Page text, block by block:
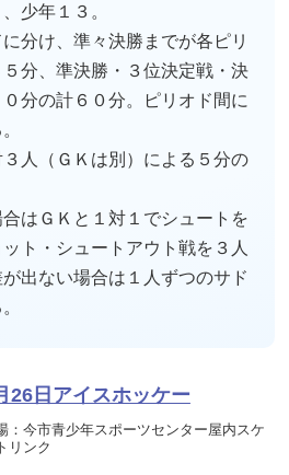
少年１３。
分け、準々決勝までが各ピリ
分、準決勝・３位決定戦・決
分の計６０分。ピリオド間に
人（ＧＫは別）による５分の
はＧＫと１対１でシュートを
ト・シュートアウト戦を３人
出ない場合は１人ずつのサド
26日アイスホッケー
：今市青少年スポーツセンター屋内スケ
リンク